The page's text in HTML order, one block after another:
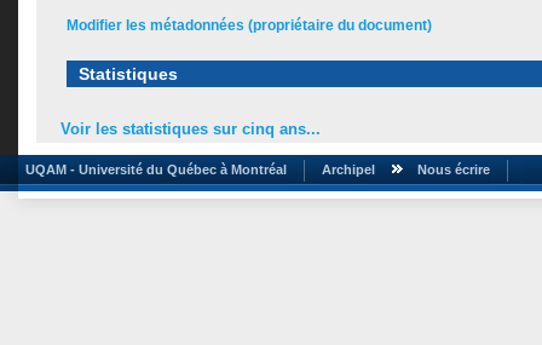
Modifier les métadonnées (propriétaire du document)
Statistiques
Voir les statistiques sur cinq ans...
UQAM - Université du Québec à Montréal Archipel Nous écrire